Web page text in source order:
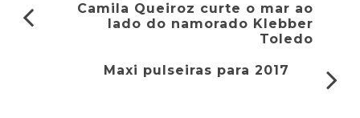
Camila Queiroz curte o mar ao
lado do namorado Klebber
Toledo
Maxi pulseiras para 2017